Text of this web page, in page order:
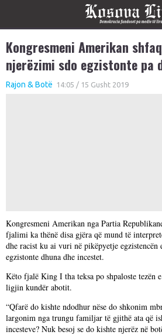
Kongresmeni Amerikan
njerëzimi sdo egzistonte pa
Rajon & Botë 14:05 / 15 Gusht 2019
Kongresmeni Amerikan nga Partia
fjalimi ka thënë disa gjëra që mund të
dhe racist ku ai vuri në pikëpyetje egzistencën
egzistonte dhuna dhe incestet.
Këto fjalë King I tha teksa po shpaloste tezën
ligjin kundër abotit.
“Qfarë do kishte ndodhur nëse do shkonim
largonim nga trungu familjar të gjithë ata që
incesteve? Nuk besoj se do kishte njerëz në